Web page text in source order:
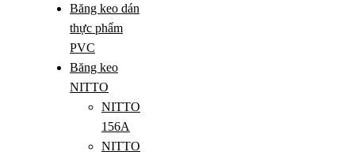
Băng keo dán
thực phẩm
PVC
Băng keo
NITTO
NITTO
156A
NITTO